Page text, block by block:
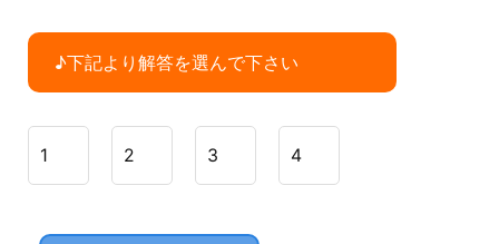
♪下記より解答を選んで下さい
1 2 3 4